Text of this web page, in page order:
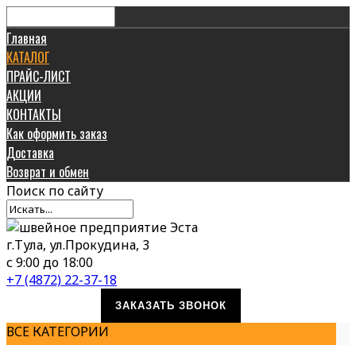
Главная
КАТАЛОГ
ПРАЙС-ЛИСТ
АКЦИИ
КОНТАКТЫ
Как оформить заказ
Доставка
Возврат и обмен
Поиск по сайту
г.Тула, ул.Прокудина, 3
с 9:00 до 18:00
+7 (4872) 22-37-18
ЗАКАЗАТЬ ЗВОНОК
ВСЕ КАТЕГОРИИ